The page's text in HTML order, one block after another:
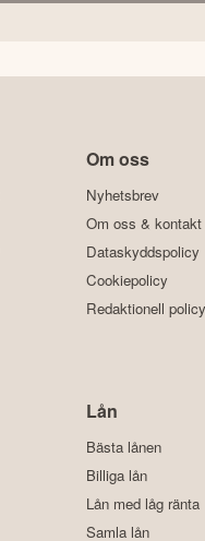
Om oss
Nyhetsbrev
Om oss & kontakt
Dataskyddspolicy
Cookiepolicy
Redaktionell policy
Lån
Bästa lånen
Billiga lån
Lån med låg ränta
Samla lån